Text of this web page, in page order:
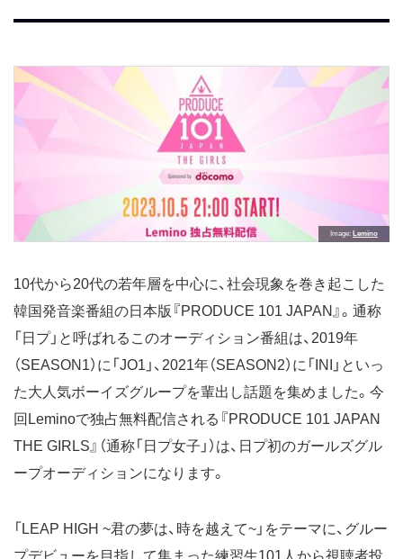
Image Lemino
10代から20代の若年層を中心に、社会現象を巻き起こした
韓国発音楽番組の日本版『PRODUCE 101 JAPAN』。通称
「日プ」と呼ばれるこのオーディション番組は、2019年
（SEASON1）に「JO1」、2021年（SEASON2）に「INI」といっ
た大人気ボーイズグループを輩出し話題を集めました。今
回Leminoで独占無料配信される『PRODUCE 101 JAPAN
THE GIRLS』（通称「日プ女子」）は、日プ初のガールズグル
ープオーディションになります。
「LEAP HIGH ~君の夢は、時を越えて~」をテーマに、グルー
プデビューを目指して集まった練習生101人から視聴者投